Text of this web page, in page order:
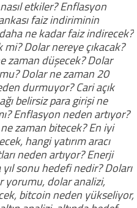
etkiler? Enflasyon
faiz indiriminin
ne kadar faiz indirecek?
Dolar nereye çıkacak?
zaman düşecek? Dolar
Dolar ne zaman 20
durmuyor? Cari açık
belirsiz para girişi ne
Enflasyon neden artıyor?
zaman bitecek? En iyi
hangi yatırım aracı
neden artıyor? Enerji
sonu hedefi nedir? Doları
yorumu, dolar analizi,
bitcoin neden yükseliyor,